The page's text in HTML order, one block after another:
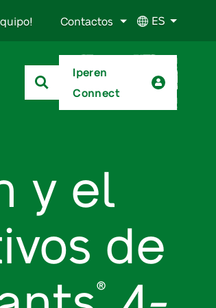
Contactos ES
Iperen
Connect
y el
de
®